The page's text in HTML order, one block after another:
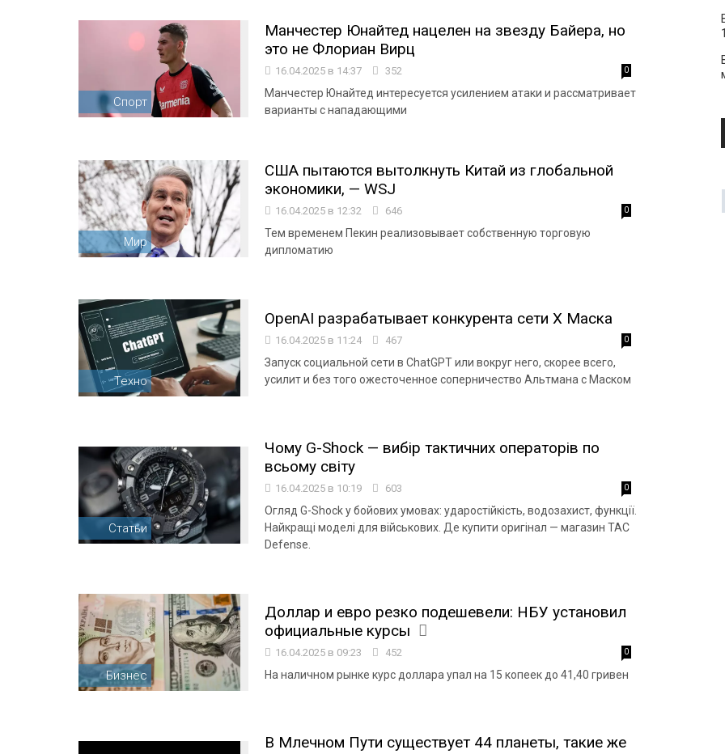
Спорт
Манчестер Юнайтед нацелен на звезду Байера, но
это не Флориан Вирц
16.04.2025 в 14:37 352 0
Манчестер Юнайтед интересуется усилением атаки и рассматривает
варианты с нападающими
Мир
США пытаются вытолкнуть Китай из глобальной
экономики, — WSJ
16.04.2025 в 12:32 646 0
Тем временем Пекин реализовывает собственную торговую
дипломатию
Техно
OpenAI разрабатывает конкурента сети Х Маска
16.04.2025 в 11:24 467 0
Запуск социальной сети в ChatGPT или вокруг него, скорее всего,
усилит и без того ожесточенное соперничество Альтмана с Маском
Статьи
Чому G-Shock — вибір тактичних операторів по
всьому світу
16.04.2025 в 10:19 603 0
Огляд G-Shock у бойових умовах: ударостійкість, водозахист, функції.
Найкращі моделі для військових. Де купити оригінал — магазин TAC
Defense.
Бизнес
Доллар и евро резко подешевели: НБУ установил
официальные курсы
16.04.2025 в 09:23 452 0
На наличном рынке курс доллара упал на 15 копеек до 41,40 гривен
В Млечном Пути существует 44 планеты, такие же